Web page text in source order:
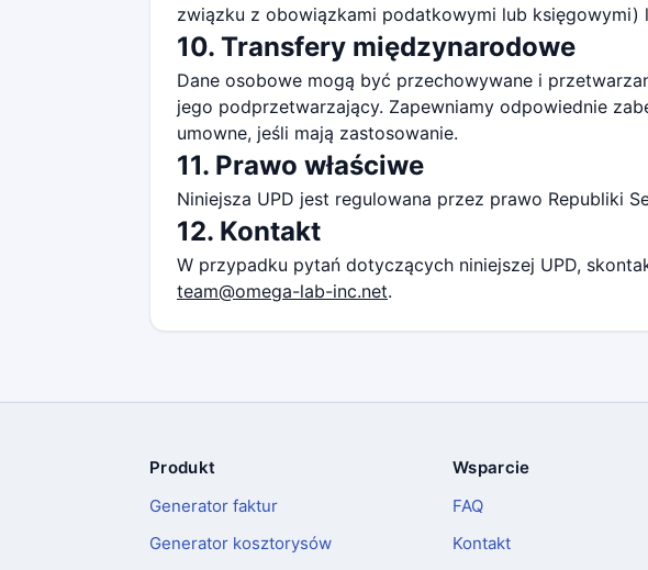
związku z obowiązkami podatkowymi lub księgowymi)
10. Transfery międzynarodowe
Dane osobowe mogą być przechowywane i
jego podprzetwarzający. Zapewniamy odpowiednie
umowne, jeśli mają zastosowanie.
11. Prawo właściwe
Niniejsza UPD jest regulowana przez prawo Republiki
12. Kontakt
W przypadku pytań dotyczących niniejszej UPD,
team@omega-lab-inc.net.
Stopka
Produkt
Generator faktur
Generator kosztorysów
Wsparcie
FAQ
Kontakt